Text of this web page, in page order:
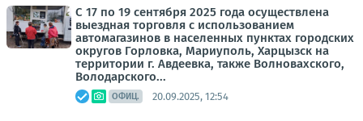
С 17 по 19 сентября 2025 года осуществлена
выездная торговля с использованием
автомагазинов в населенных пунктах городских
округов Горловка, Мариуполь, Харцызск на
территории г. Авдеевка, также Волновахского,
Володарского...
ОФИЦ. 20.09.2025, 12:54